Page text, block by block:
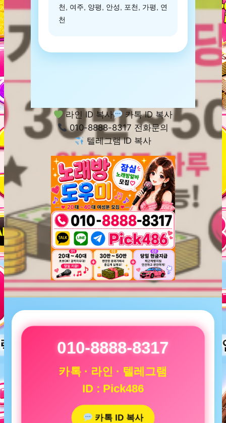
천, 여주, 양평, 안성, 포천, 가평, 연
천
라인 ID 복사
카톡 ID 복사
010-8888-8317 전화문의
텔레그램 ID 복사
010-8888-8317
카톡 · 라인 · 텔레그램
ID : Pick486
카톡 ID 복사